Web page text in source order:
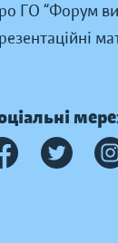
ГО “Форум